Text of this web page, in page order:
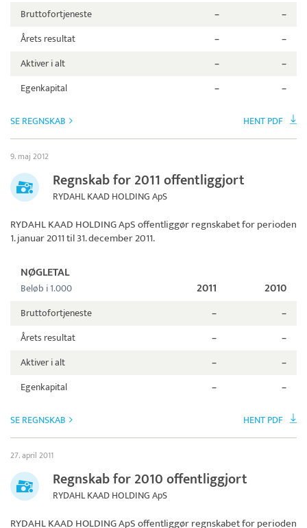
Bruttofortjeneste –
–
Årets resultat
–
–
Aktiver i alt
–
–
Egenkapital
– –
SE REGNSKAB HENT PDF
9. maj 2012
Regnskab for 2011 offentliggjort
RYDAHL KAAD HOLDING ApS
RYDAHL KAAD HOLDING ApSoffentliggør regnskabet for perioden
1. januar 2011 til 31. december 2011.
NØGLETAL
Beløb i 1.000 2011 2010
Bruttofortjeneste –
–
Årets resultat
–
–
Aktiver i alt
–
–
Egenkapital
– –
SE REGNSKAB HENT PDF
27. april 2011
Regnskab for 2010 offentliggjort
RYDAHL KAAD HOLDING ApS
RYDAHL KAAD HOLDING ApSoffentliggør regnskabet for perioden